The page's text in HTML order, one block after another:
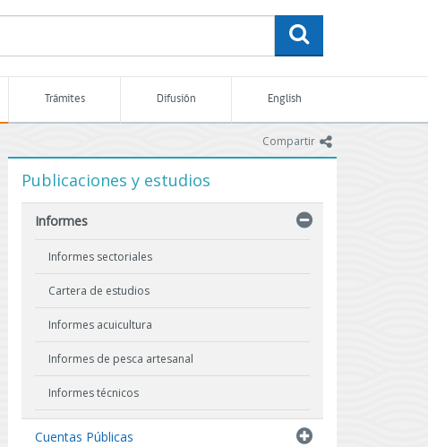
Trámites Difusión English
Compartir icono
Publicaciones y estudios
Informes
Informes sectoriales
Cartera de estudios
Informes acuicultura
Informes de pesca artesanal
Informes técnicos
Cuentas Públicas